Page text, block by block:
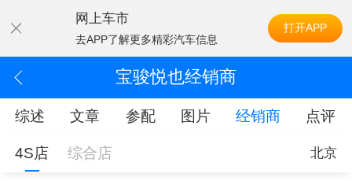
网上车市
去APP了解更多精彩汽车信息
打开APP
宝骏悦也经销商
综述 文章 参配 图片 经销商 点评
4S店 综合店 北京